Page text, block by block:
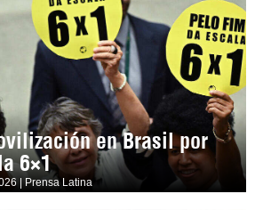
en Brasil por
6×1
| Prensa Latina